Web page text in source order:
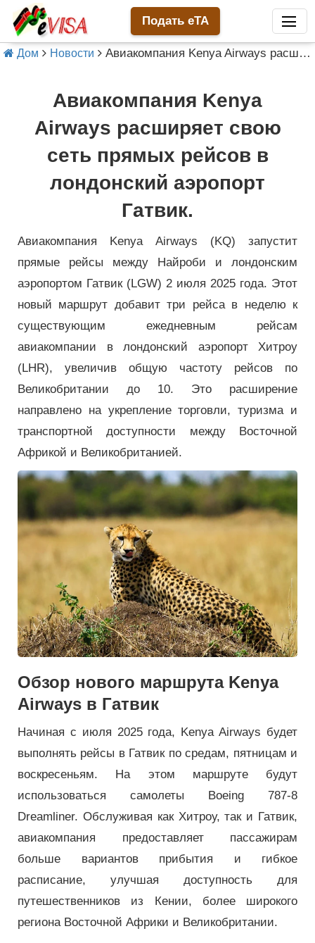
Подать eTA
Дом Новости Авиакомпания Kenya Airways расширяет свою сеть прямых рейсов в лондонский аэропорт Гатвик.
Авиакомпания Kenya
Airways расширяет свою
сеть прямых рейсов в
лондонский аэропорт
Гатвик.
Авиакомпания Kenya Airways (KQ) запустит
прямые рейсы между Найроби и лондонским
аэропортом Гатвик (LGW) 2 июля 2025 года. Этот
новый маршрут добавит три рейса в неделю к
существующим ежедневным рейсам
авиакомпании в лондонский аэропорт Хитроу
(LHR), увеличив общую частоту рейсов по
Великобритании до 10. Это расширение
направлено на укрепление торговли, туризма и
транспортной доступности между Восточной
Африкой и Великобританией.
Обзор нового маршрута Kenya
Airways в Гатвик
Начиная с июля 2025 года, Kenya Airways будет
выполнять рейсы в Гатвик по средам, пятницам и
воскресеньям. На этом маршруте будут
использоваться самолеты Boeing 787-8
Dreamliner. Обслуживая как Хитроу, так и Гатвик,
авиакомпания предоставляет пассажирам
больше вариантов прибытия и гибкое
расписание, улучшая доступность для
путешественников из Кении, более широкого
региона Восточной Африки и Великобритании.